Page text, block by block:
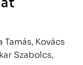
Kovács
Szabolcs,